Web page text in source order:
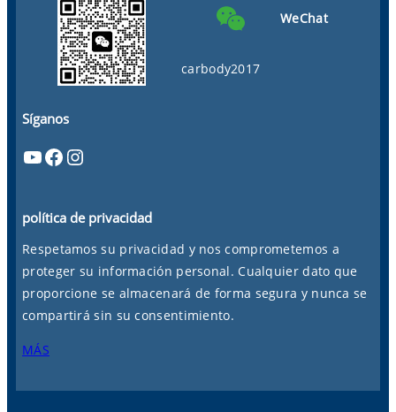
WeChat
carbody2017
Síganos
YouTube Facebook Instagram
política de privacidad
Respetamos su privacidad y nos comprometemos a
proteger su información personal. Cualquier dato que
proporcione se almacenará de forma segura y nunca se
compartirá sin su consentimiento.
MÁS